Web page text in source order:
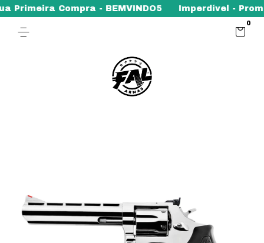
Compra - BEMVINDO5 Imperdível -
0